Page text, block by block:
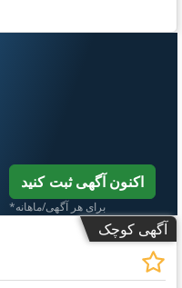
اکنون آگهی ثبت کنید
*برای هر آگهی/ماهانه
آگهی کوچک